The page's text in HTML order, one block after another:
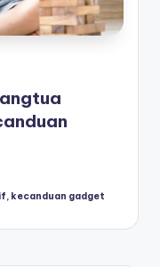
kecanduan gadget